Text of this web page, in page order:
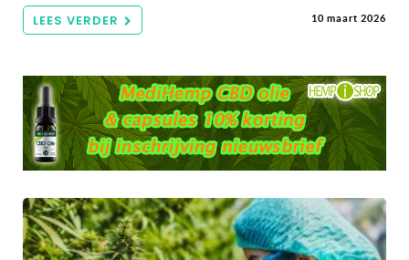
LEES VERDER 10 maart 2026